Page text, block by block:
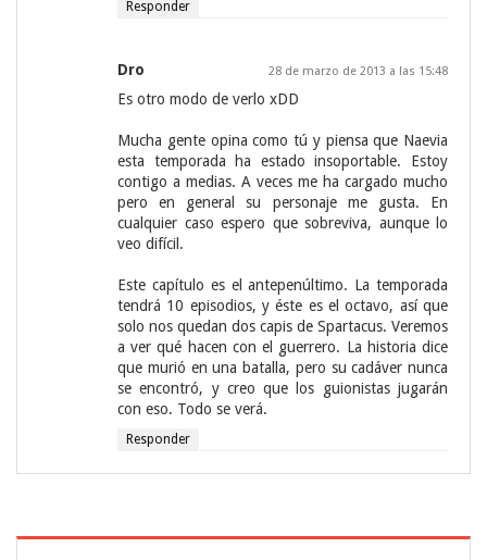
Responder
Dro 28 de marzo de 2013 a las 15:48
Es otro modo de verlo xDD
Mucha gente opina como tú y piensa que Naevia
esta temporada ha estado insoportable. Estoy
contigo a medias. A veces me ha cargado mucho
pero en general su personaje me gusta. En
cualquier caso espero que sobreviva, aunque lo
veo difícil.
Este capítulo es el antepenúltimo. La temporada
tendrá 10 episodios, y éste es el octavo, así que
solo nos quedan dos capis de Spartacus. Veremos
a ver qué hacen con el guerrero. La historia dice
que murió en una batalla, pero su cadáver nunca
se encontró, y creo que los guionistas jugarán
con eso. Todo se verá.
Responder